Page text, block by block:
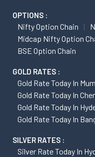
OPTIONS :
Nifty Option Chain
Midcap Nifty Option
BSE Option Chain
GOLD RATES :
Gold Rate Today In
Gold Rate Today In
Gold Rate Today In
Gold Rate Today In
SILVER RATES :
Silver Rate Today In